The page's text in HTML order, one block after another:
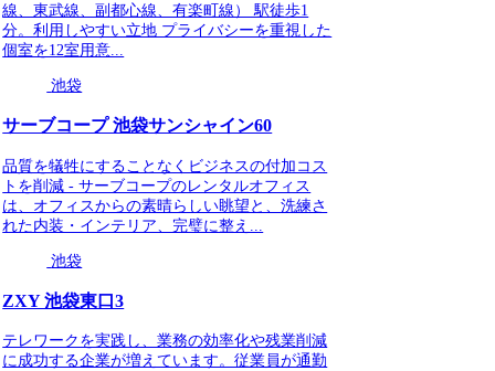
線、東武線、副都心線、有楽町線） 駅徒歩1
分。利用しやすい立地 プライバシーを重視した
個室を12室用意...
池袋
サーブコープ 池袋サンシャイン60
品質を犠牲にすることなくビジネスの付加コス
トを削減 - サーブコープのレンタルオフィス
は、オフィスからの素晴らしい眺望と、洗練さ
れた内装・インテリア、完璧に整え...
池袋
ZXY 池袋東口3
テレワークを実践し、業務の効率化や残業削減
に成功する企業が増えています。従業員が通勤